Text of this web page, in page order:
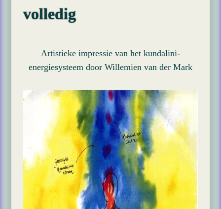
volledig
Artistieke impressie van het kundalini-
energiesysteem door Willemien van der Mark